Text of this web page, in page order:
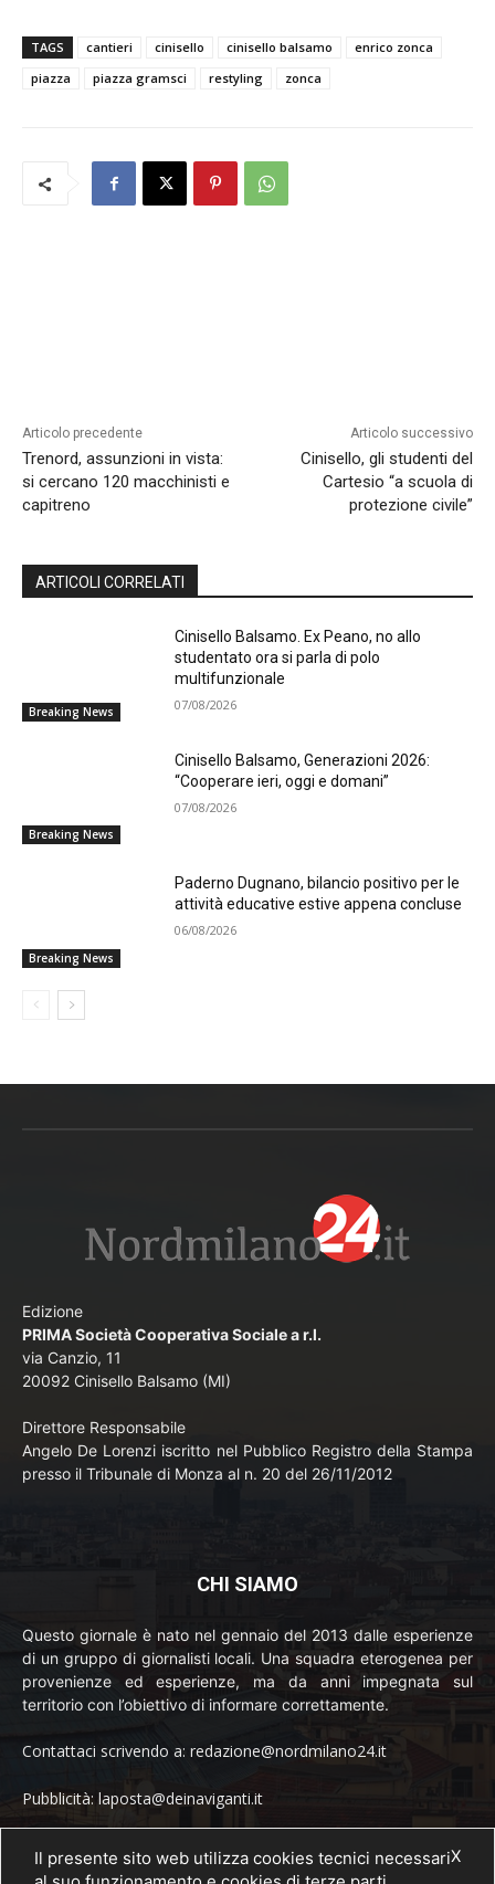
TAGS cantieri cinisello cinisello balsamo
enrico zonca
piazza
piazza gramsci restyling zonca
Articolo precedente
Trenord, assunzioni in vista:
si cercano 120 macchinisti e
capitreno
Articolo successivo
Cinisello, gli studenti del
Cartesio “a scuola di
protezione civile”
ARTICOLI CORRELATI
Breaking News
Cinisello Balsamo. Ex Peano, no allo
studentato ora si parla di polo
multifunzionale
07/08/2026
Breaking News
Cinisello Balsamo, Generazioni 2026:
“Cooperare ieri, oggi e domani”
07/08/2026
Breaking News
Paderno Dugnano, bilancio positivo per le
attività educative estive appena concluse
06/08/2026
Edizione
PRIMA Società Cooperativa Sociale a r.l.
via Canzio, 11
20092 Cinisello Balsamo (MI)
Direttore Responsabile
Angelo De Lorenzi iscritto nel Pubblico Registro della Stampa
presso il Tribunale di Monza al n. 20 del 26/11/2012
CHI SIAMO
Questo giornale è nato nel gennaio del 2013 dalle esperienze
di un gruppo di giornalisti locali. Una squadra eterogenea per
provenienze ed esperienze, ma da anni impegnata sul
territorio con l’obiettivo di informare correttamente.
Contattaci scrivendo a: redazione@nordmilano24.it
Pubblicità: laposta@deinaviganti.it
Tel. 389 1492573 X
Il presente sito web utilizza cookies tecnici necessari